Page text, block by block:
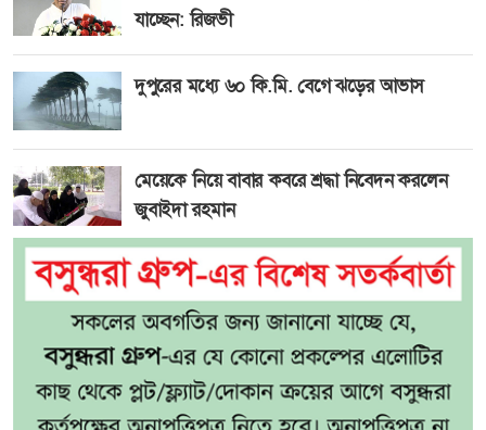
যাচ্ছেন: রিজভী
দুপুরের মধ্যে ৬০ কি.মি. বেগে ঝড়ের আভাস
মেয়েকে নিয়ে বাবার কবরে শ্রদ্ধা নিবেদন করলেন
জুবাইদা রহমান